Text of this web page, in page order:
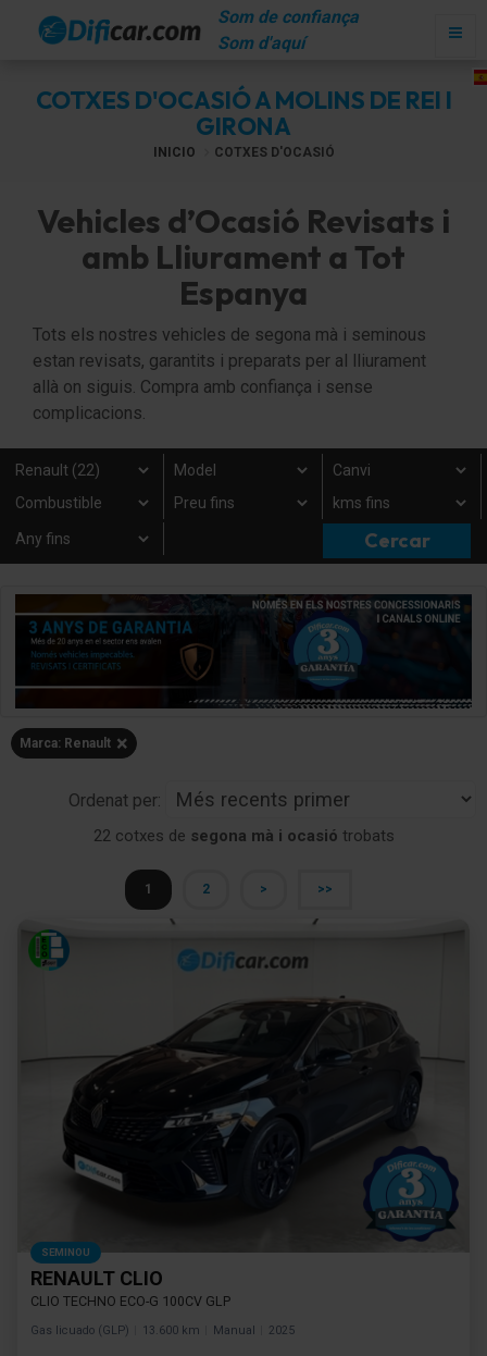
Som de confiança
Som d'aquí
COTXES D'OCASIÓ A MOLINS DE REI I
GIRONA
INICIO COTXES D'OCASIÓ
Vehicles d’Ocasió Revisats i
amb Lliurament a Tot
Espanya
Tots els nostres vehicles de segona mà i seminous
estan revisats, garantits i preparats per al lliurament
allà on siguis. Compra amb confiança i sense
complicacions.
Marca: Renault ×
Ordenat per:
22 cotxes de segona mà i ocasió trobats
1 2 > >>
SEMINOU
RENAULT CLIO
CLIO TECHNO ECO-G 100CV GLP
Gas licuado (GLP) 13.600 km Manual 2025